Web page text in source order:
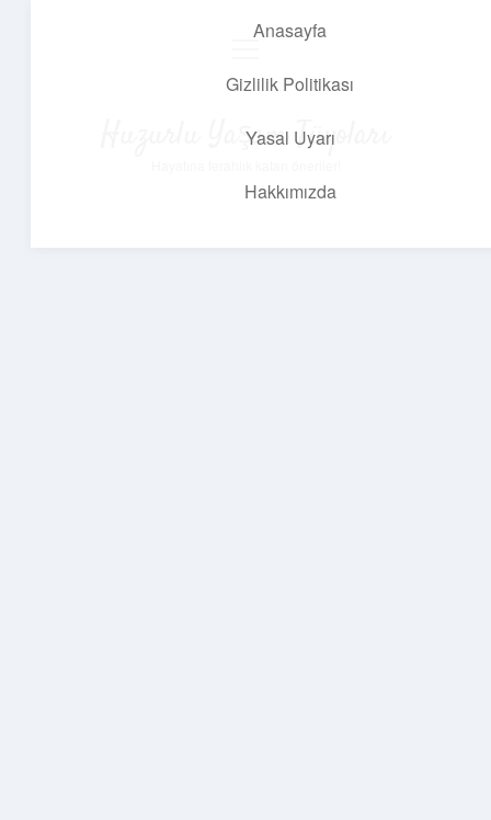
Anasayfa
Gizlilik Politikası
Yasal Uyarı
Hakkımızda
Huzurlu Yaşam Tüyoları